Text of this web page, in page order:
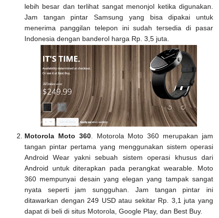
lebih besar dan terlihat sangat menonjol ketika digunakan.
Jam tangan pintar Samsung yang bisa dipakai untuk
menerima panggilan telepon ini sudah tersedia di pasar
Indonesia dengan banderol harga Rp. 3,5 juta.
Motorola Moto 360. Motorola Moto 360 merupakan jam
tangan pintar pertama yang menggunakan sistem operasi
Android Wear yakni sebuah sistem operasi khusus dari
Android untuk diterapkan pada perangkat wearable. Moto
360 mempunyai desain yang elegan yang tampak sangat
nyata seperti jam sungguhan. Jam tangan pintar ini
ditawarkan dengan 249 USD atau sekitar Rp. 3,1 juta yang
dapat di beli di situs Motorola, Google Play, dan Best Buy.